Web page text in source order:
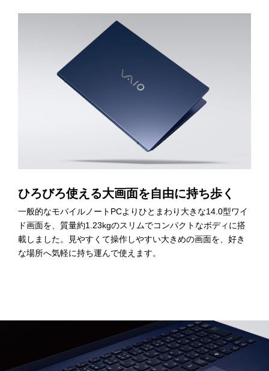
ひろびろ使える大画面を自由に持ち歩く
一般的なモバイルノートPCよりひとまわり大きな14.0型ワイ
ド画面を、質量約1.23kgのスリムでコンパクトなボディに搭
載しました。見やすくて操作しやすい大きめの画面を、好き
な場所へ気軽に持ち運んで使えます。